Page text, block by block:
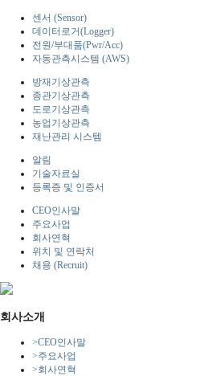
센서 (Sensor)
데이터로거(Logger)
전원/부대품(Pwr/Acc)
자동관측시스템 (AWS)
방재기상관측
종관기상관측
도로기상관측
농업기상관측
재난관리 시스템
알림
기술자료실
등록증 및 인증서
CEO인사말
주요사업
회사연혁
위치 및 연락처
채용 (Recruit)
회사소개
>CEO인사말
>주요사업
>회사연혁